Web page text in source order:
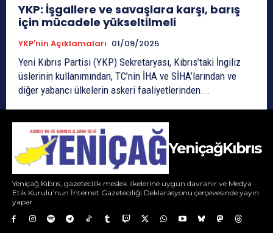
YKP: İşgallere ve savaşlara karşı, barış
için mücadele yükseltilmeli
YKP'nin Açıklamaları 01/09/2025
Yeni Kıbrıs Partisi (YKP) Sekretaryası, Kıbrıs’taki İngiliz
üslerinin kullanımından, TC’nin İHA ve SİHA’larından ve
diğer yabancı ülkelerin askeri faaliyetlerinden...
YeniçağKıbrıs
Yeniçağ Kıbrıs, gazetecilik meslek ilkelerine uygun davranır ve Medya
Etik Kurulu’nun İnternet Gazeteciliği Deklarasyonu çerçevesinde yayın
yapar